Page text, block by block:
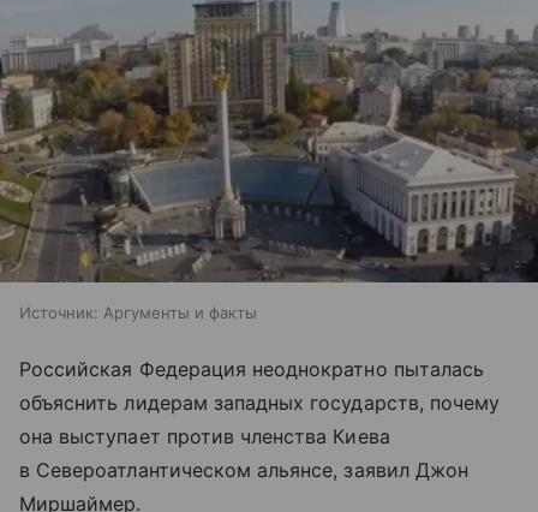
Источник: Аргументы и факты
Российская Федерация неоднократно пыталась
объяснить лидерам западных государств, почему
она выступает против членства Киева
в Североатлантическом альянсе, заявил Джон
Миршаймер.